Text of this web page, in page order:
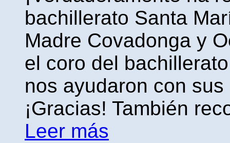
bachillerato Santa
Madre Covadonga y
el coro del
nos ayudaron con
¡Gracias! También
Leer más